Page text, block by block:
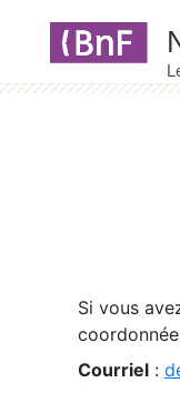
Si vous
Courriel :